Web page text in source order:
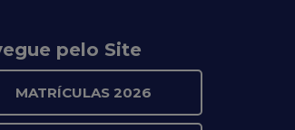
pelo Site
MATRÍCULAS 2026